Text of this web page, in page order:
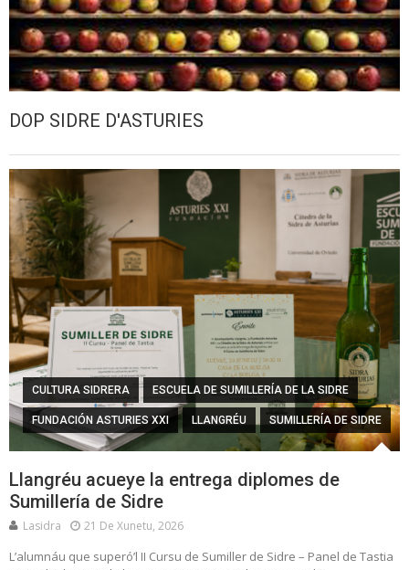
DOP SIDRE D'ASTURIES
CULTURA SIDRERA ESCUELA DE SUMILLERÍA DE LA SIDRE
FUNDACIÓN ASTURIES XXI LLANGRÉU SUMILLERÍA DE SIDRE
Llangréu acueye la entrega diplomes de
Sumillería de Sidre
Lasidra 21 De Xunetu, 2026
L’alumnáu que superó’l II Cursu de Sumiller de Sidre – Panel de Tastia